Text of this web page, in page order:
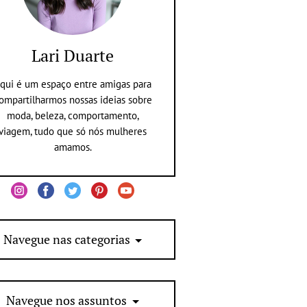
Lari Duarte
é um espaço entre amigas para
nossas ideias sobre
moda, beleza, comportamento,
tudo que só nós mulheres
amamos.
Navegue nas categorias
Navegue nos assuntos